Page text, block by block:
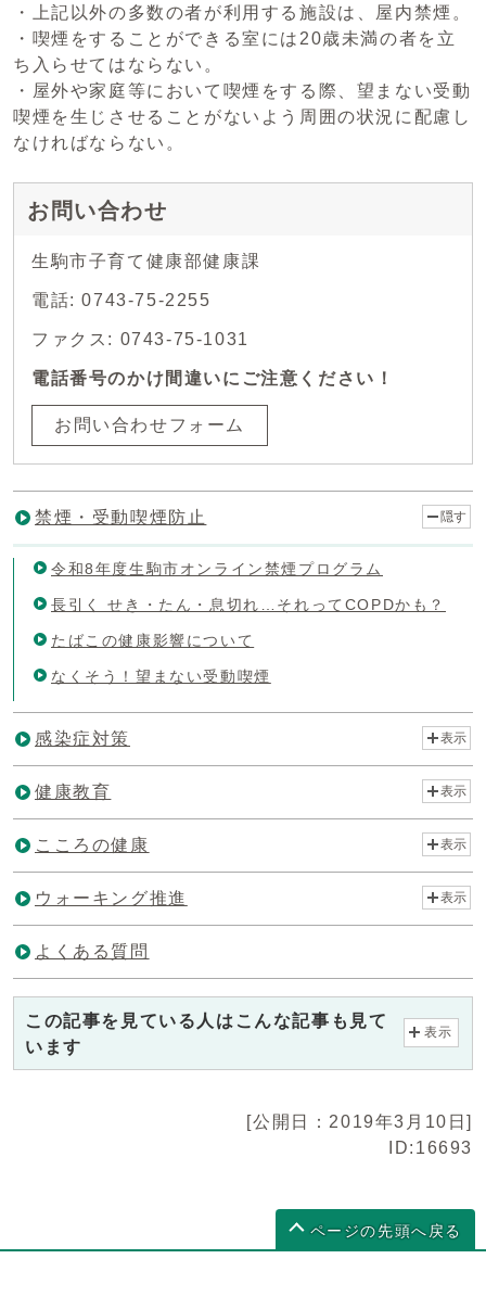
・上記以外の多数の者が利用する施設は、屋内禁煙。
・喫煙をすることができる室には20歳未満の者を立
ち入らせてはならない。
・屋外や家庭等において喫煙をする際、望まない受動
喫煙を生じさせることがないよう周囲の状況に配慮し
なければならない。
お問い合わせ
生駒市子育て健康部健康課
電話: 0743-75-2255
ファクス: 0743-75-1031
電話番号のかけ間違いにご注意ください！
お問い合わせフォーム
禁煙・受動喫煙防止 隠す
令和8年度生駒市オンライン禁煙プログラム
長引く せき・たん・息切れ…それってCOPDかも？
たばこの健康影響について
なくそう！望まない受動喫煙
感染症対策 表示
健康教育 表示
こころの健康 表示
ウォーキング推進 表示
よくある質問
この記事を見ている人はこんな記事も見て
います
表示
[公開日：2019年3月10日]
ID:16693
ページの先頭へ戻る